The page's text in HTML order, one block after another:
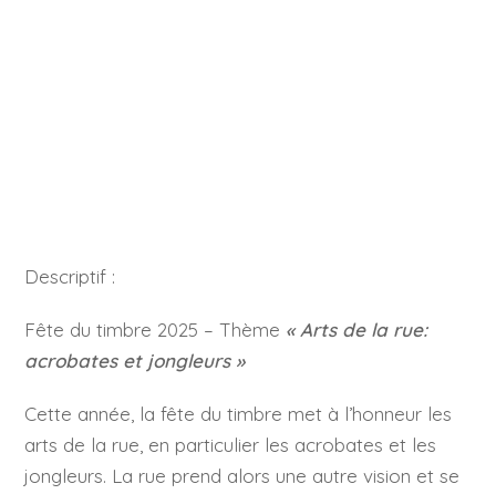
Descriptif :
Fête du timbre 2025 – Thème « Arts de la rue:
acrobates et jongleurs »
Cette année, la fête du timbre met à l’honneur les
arts de la rue, en particulier les acrobates et les
jongleurs. La rue prend alors une autre vision et se